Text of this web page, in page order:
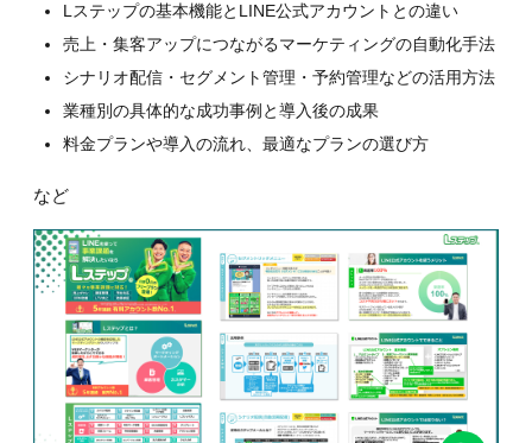
Lステップの基本機能とLINE公式アカウントとの違い
売上・集客アップにつながるマーケティングの自動化手法
シナリオ配信・セグメント管理・予約管理などの活用方法
業種別の具体的な成功事例と導入後の成果
料金プランや導入の流れ、最適なプランの選び方
など